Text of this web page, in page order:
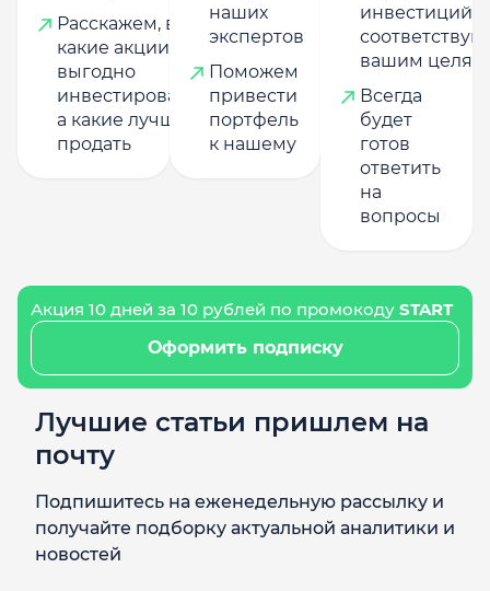
Расскажем, в
какие акции
выгодно
инвестировать,
а какие лучше
продать
наших
экспертов
Поможем
привести
портфель
к нашему
инвестиций,
вашим целям
Всегда
будет
готов
ответить
на
вопросы
Акция 10 дней за 10 рублей по промокоду START
Оформить подписку
Лучшие статьи пришлем на
почту
Подпишитесь на еженедельную рассылку и
получайте подборку актуальной аналитики и
новостей